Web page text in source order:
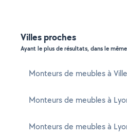
Villes proches
Ayant le plus de résultats, dans le
Monteurs de meubles à
Monteurs de meubles à
Monteurs de meubles à